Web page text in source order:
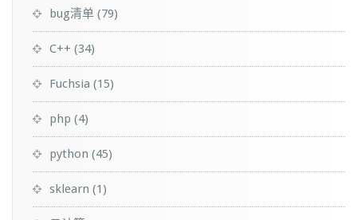
bug清单 (79)
C++ (34)
Fuchsia (15)
php (4)
python (45)
sklearn (1)